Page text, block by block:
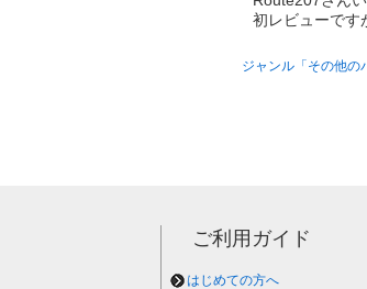
初レビューです
ジャンル「その他の
ご利用ガイド
はじめての方へ